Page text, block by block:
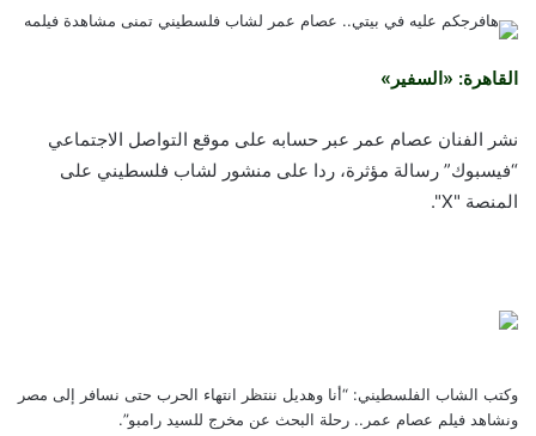
القاهرة: «السفير»
نشر الفنان عصام عمر عبر حسابه على موقع التواصل الاجتماعي
“فيسبوك” رسالة مؤثرة، ردا على منشور لشاب فلسطيني على
المنصة "X".
وكتب الشاب الفلسطيني: “أنا وهديل ننتظر انتهاء الحرب حتى نسافر إلى مصر
ونشاهد فيلم عصام عمر.. رحلة البحث عن مخرج للسيد رامبو”.